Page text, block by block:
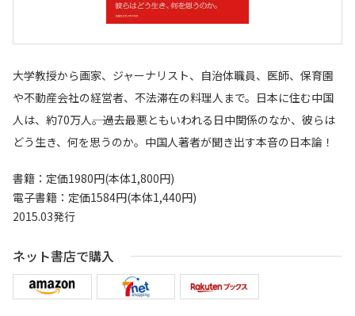
大学教授から画家、ジャーナリスト、自治体職員、医師、保育園
や不動産会社の経営者、不法滞在の料理人まで。日本に住む中国
人は、約70万人――。過去最悪ともいわれる日中関係のなか、彼らは
どう生き、何を思うのか。中国人著者が聞き出す本音の日本論！
書籍：定価1980円(本体1,800円)
電子書籍：定価1584円(本体1,440円)
2015.03発行
ネット書店で購入